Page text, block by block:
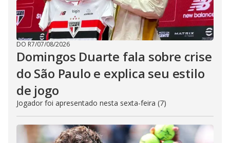
DO R7/07/08/2026
Domingos Duarte fala sobre crise
do São Paulo e explica seu estilo
de jogo
Jogador foi apresentado nesta sexta-feira (7)